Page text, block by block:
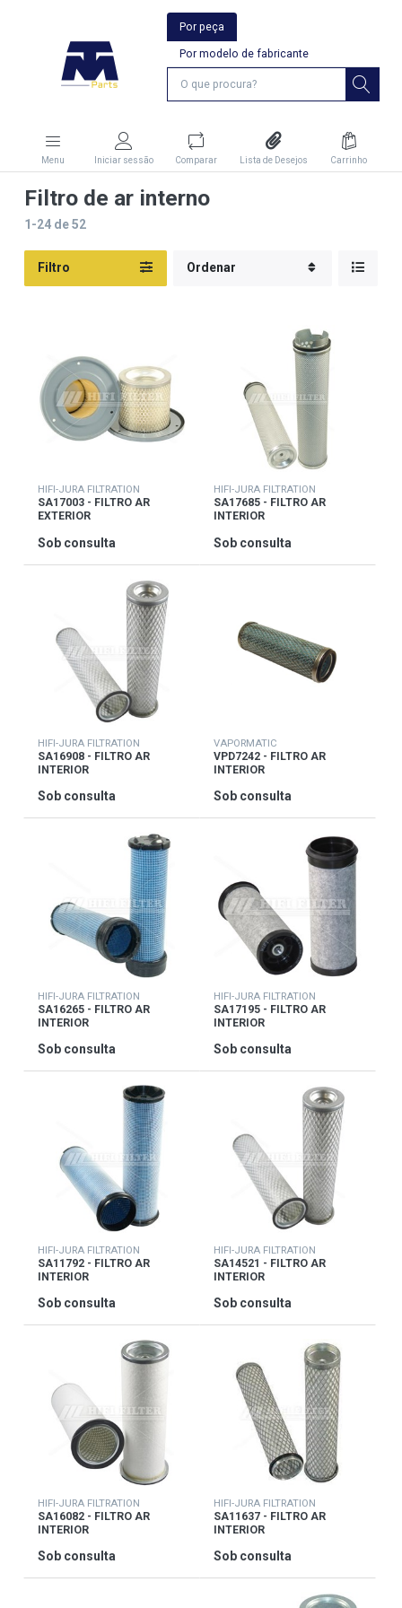
Por peça
Por modelo de fabricante
Menu Iniciar sessão Comparar Lista de Desejos Carrinho
Filtro de ar interno
1-24de52
Filtro Ordenar
HIFI-JURA FILTRATION
SA17003 - FILTRO AR
EXTERIOR
Sob consulta
HIFI-JURA FILTRATION
SA17685 - FILTRO AR
INTERIOR
Sob consulta
HIFI-JURA FILTRATION
SA16908 - FILTRO AR
INTERIOR
Sob consulta
VAPORMATIC
VPD7242 - FILTRO AR
INTERIOR
Sob consulta
HIFI-JURA FILTRATION
SA16265 - FILTRO AR
INTERIOR
Sob consulta
HIFI-JURA FILTRATION
SA17195 - FILTRO AR
INTERIOR
Sob consulta
HIFI-JURA FILTRATION
SA11792 - FILTRO AR
INTERIOR
Sob consulta
HIFI-JURA FILTRATION
SA14521 - FILTRO AR
INTERIOR
Sob consulta
HIFI-JURA FILTRATION
SA16082 - FILTRO AR
INTERIOR
Sob consulta
HIFI-JURA FILTRATION
SA11637 - FILTRO AR
INTERIOR
Sob consulta